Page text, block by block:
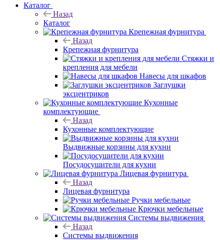
Каталог
Назад
Каталог
Крепежная фурнитура
Назад
Крепежная фурнитура
Стяжки и
крепления для мебели
Навесы для шкафов
Заглушки
эксцентриков
Кухонные
комплектующие
Назад
Кухонные комплектующие
Выдвижные корзины для кухни
Посудосушители для кухни
Лицевая фурнитура
Назад
Лицевая фурнитура
Ручки мебельные
Крючки мебельные
Системы выдвижения
Назад
Системы выдвижения